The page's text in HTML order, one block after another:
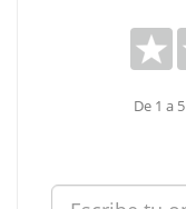
De 1 a